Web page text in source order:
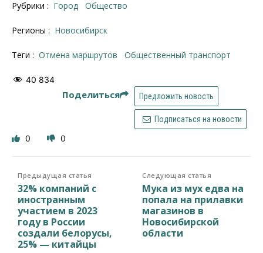
Рубрики : Город Общество
Регионы : Новосибирск
Теги : отмена маршрутов общественный транспорт
40 834
Поделиться Предложить новость
Подписаться на новости
0 0
Предыдущая статья
32% компаний с
иностранным
участием в 2023
году в России
создали белорусы,
25% — китайцы
Следующая статья
Мука из мух едва на
попала на прилавки
магазинов в
Новосибирской
области